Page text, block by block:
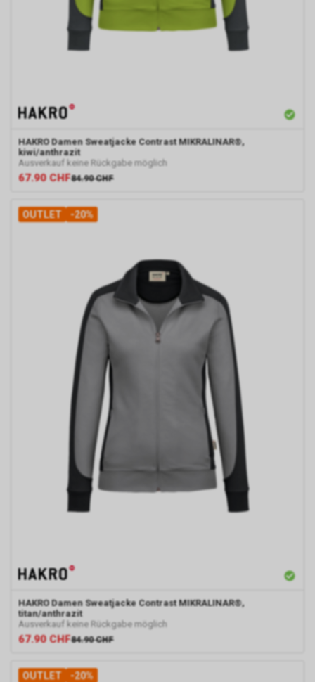
HAKRO Damen Sweatjacke Contrast MIKRALINAR®,
kiwi/anthrazit
Ausverkauf keine Rückgabe möglich
67.90 CHF84.90 CHF
OUTLET -20%
HAKRO Damen Sweatjacke Contrast MIKRALINAR®,
titan/anthrazit
Ausverkauf keine Rückgabe möglich
67.90 CHF84.90 CHF
OUTLET -20%
zugestimmt haben.
Google bietet weitergehende
Informationen zu Google